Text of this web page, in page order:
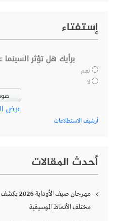
إستفتاء
برأيك هل تؤثر
نعم
لا
عرض
أرشيف الاستطلاعات
أحدث المقالات
مهرجان
مختلف الأنماط الموسيقية